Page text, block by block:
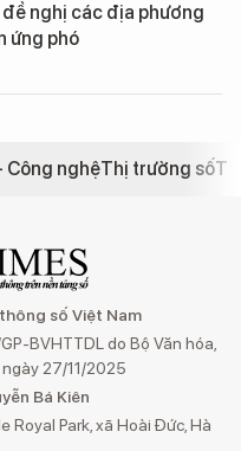
đề nghị các địa phương
ứng phó
Công nghệThị trường số
số Việt Nam
BVHTTDL do Bộ Văn hóa,
27/11/2025
Bá Kiên
Royal Park, xã Hoài Đức, Hà